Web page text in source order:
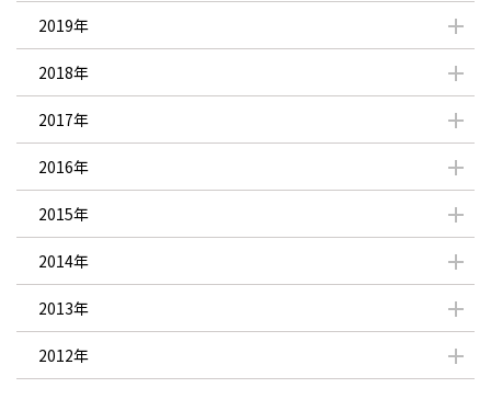
2019年
2018年
2017年
2016年
2015年
2014年
2013年
2012年